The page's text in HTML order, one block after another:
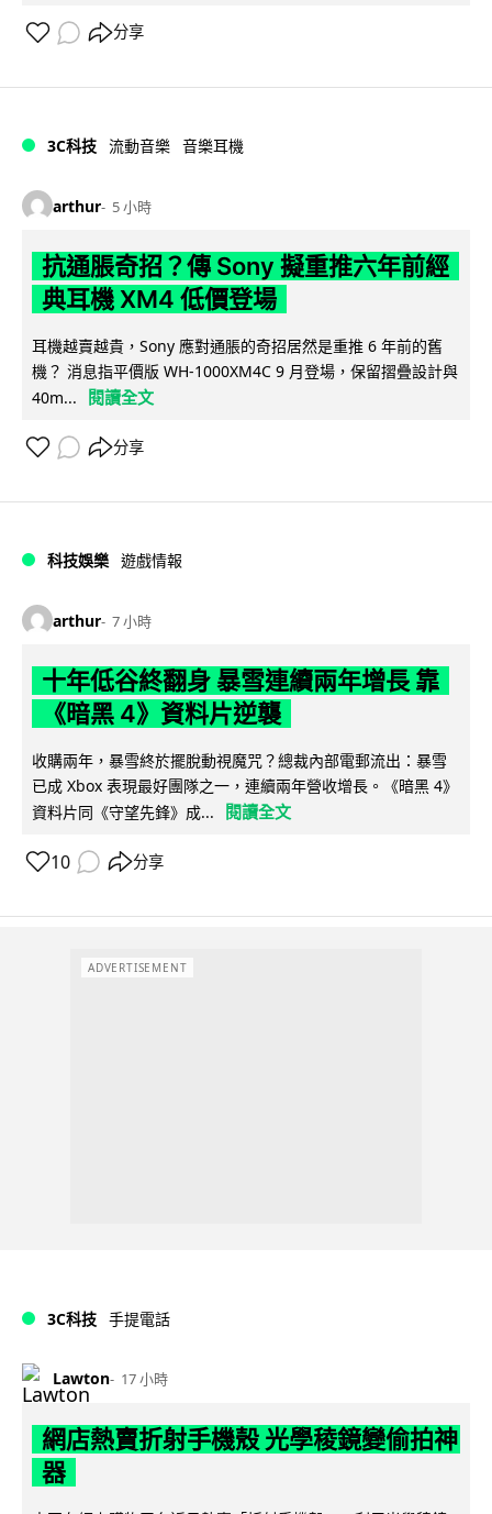
分享
3C科技 流動音樂 音樂耳機
arthur 5 小時
抗通脹奇招？傳 Sony 擬重推六年前經
典耳機 XM4 低價登場
耳機越賣越貴，Sony 應對通脹的奇招居然是重推 6 年前的舊
機？ 消息指平價版 WH-1000XM4C 9 月登場，保留摺疊設計與
40m...
閱讀全文
分享
科技娛樂 遊戲情報
arthur 7 小時
十年低谷終翻身 暴雪連續兩年增長 靠
《暗黑 4》資料片逆襲
收購兩年，暴雪終於擺脫動視魔咒？總裁內部電郵流出：暴雪
已成 Xbox 表現最好團隊之一，連續兩年營收增長。《暗黑 4》
資料片同《守望先鋒》成...
閱讀全文
10 分享
ADVERTISEMENT
3C科技 手提電話
Lawton 17 小時
網店熱賣折射手機殼 光學稜鏡變偷拍神
器